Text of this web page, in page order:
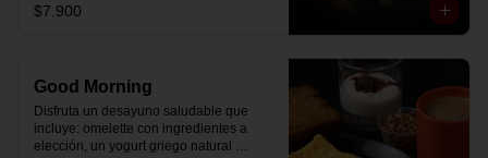
$7.900
Good Morning
Disfruta un desayuno saludable que
incluye: omelette con ingredientes a
elección, un yogurt griego natural